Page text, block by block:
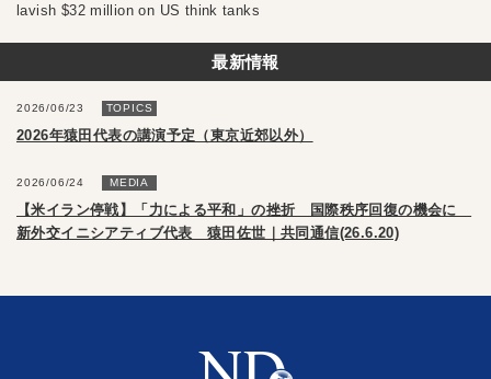
lavish $32 million on US think tanks
最新情報
2026/06/23 TOPICS
2026年猿田代表の講演予定（東京近郊以外）
2026/06/24 MEDIA
【米イラン停戦】「力による平和」の挫折 国際秩序回復の機会に
新外交イニシアティブ代表 猿田佐世｜共同通信(26.6.20)